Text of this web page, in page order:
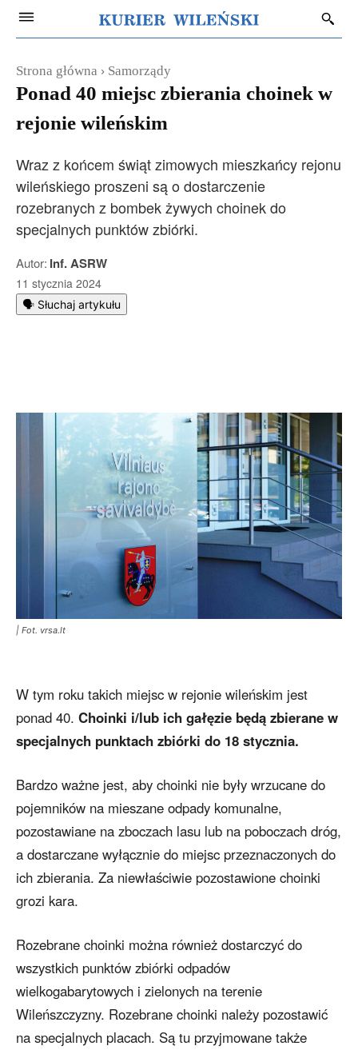
Strona główna Samorządy
Ponad 40 miejsc zbierania choinek w
rejonie wileńskim
Wraz z końcem świąt zimowych mieszkańcy rejonu
wileńskiego proszeni są o dostarczenie
rozebranych z bombek żywych choinek do
specjalnych punktów zbiórki.
Autor: Inf. ASRW
11 stycznia 2024
🗣️ Słuchaj artykułu
| Fot. vrsa.lt
W tym roku takich miejsc w rejonie wileńskim jest
ponad 40. Choinki i/lub ich gałęzie będą zbierane w
specjalnych punktach zbiórki do 18 stycznia.
Bardzo ważne jest, aby choinki nie były wrzucane do
pojemników na mieszane odpady komunalne,
pozostawiane na zboczach lasu lub na poboczach dróg,
a dostarczane wyłącznie do miejsc przeznaczonych do
ich zbierania. Za niewłaściwie pozostawione choinki
grozi kara.
Rozebrane choinki można również dostarczyć do
wszystkich punktów zbiórki odpadów
wielkogabarytowych i zielonych na terenie
Wileńszczyzny. Rozebrane choinki należy pozostawić
na specjalnych placach. Są tu przyjmowane także